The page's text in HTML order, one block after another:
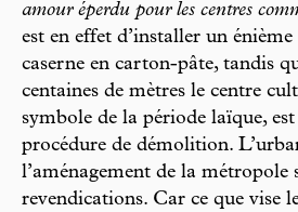
amour éperdu pour les centres
est en effet d’installer un
caserne en carton-pâte, tandis
centaines de mètres le centre
symbole de la période laïque,
procédure de démolition.
l’aménagement de la métropole
revendications. Car ce que vise